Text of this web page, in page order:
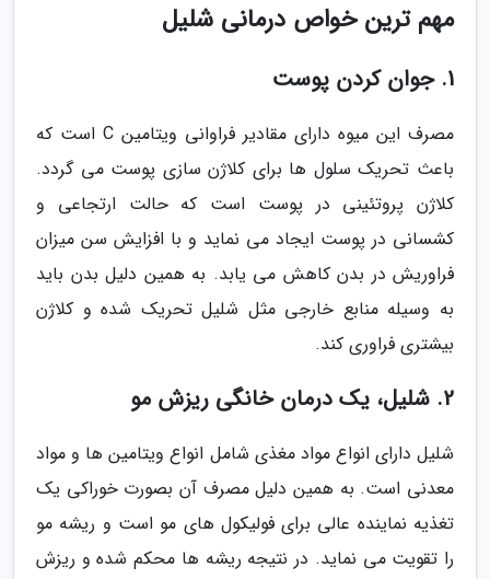
مهم ترین خواص درمانی شلیل
1. جوان کردن پوست
مصرف این میوه دارای مقادیر فراوانی ویتامین C است که
باعث تحریک سلول ها برای کلاژن سازی پوست می گردد.
کلاژن پروتئینی در پوست است که حالت ارتجاعی و
کشسانی در پوست ایجاد می نماید و با افزایش سن میزان
فراوریش در بدن کاهش می یابد. به همین دلیل بدن باید
به وسیله منابع خارجی مثل شلیل تحریک شده و کلاژن
بیشتری فراوری کند.
2. شلیل، یک درمان خانگی ریزش مو
شلیل دارای انواع مواد مغذی شامل انواع ویتامین ها و مواد
معدنی است. به همین دلیل مصرف آن بصورت خوراکی یک
تغذیه نماینده عالی برای فولیکول های مو است و ریشه مو
را تقویت می نماید. در نتیجه ریشه ها محکم شده و ریزش